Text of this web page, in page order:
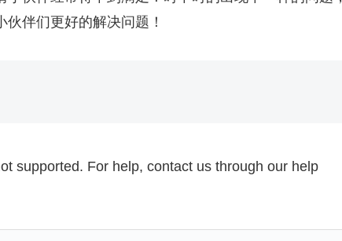
伴们更好的解决问题！
supported. For help, contact us through our help